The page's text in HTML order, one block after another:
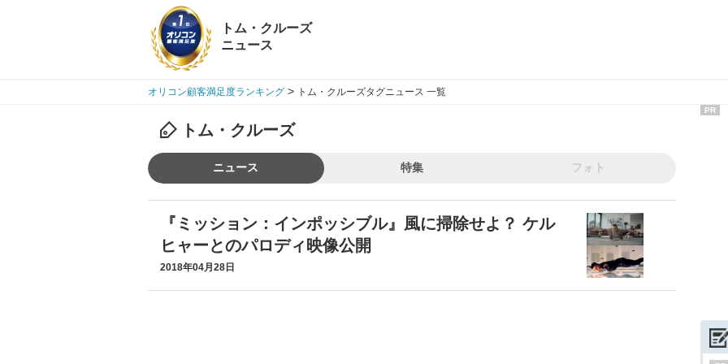
トム・クルーズ
ニュース
オリコン顧客満足度ランキング > トム・クルーズタグニュース 一覧
トム・クルーズ
ニュース 特集 フォト
『ミッション：インポッシブル』風に掃除せよ？ ケル
ヒャーとのパロディ映像公開
2018年04月28日
PR